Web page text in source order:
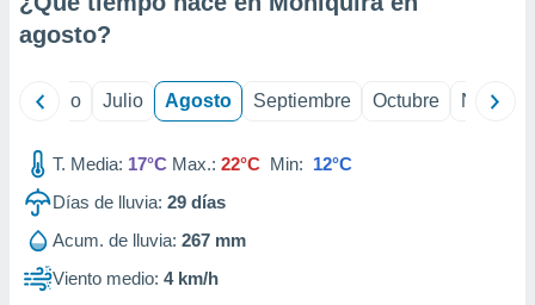
e
publicidad
publicidad
de
agosto?
Junio Julio Agosto Septiembre Octubre
T. Media: 17°C Max.: 22°C Min: 12°C
Días de lluvia: 29 días
Acum. de lluvia: 267 mm
Viento medio: 4 km/h